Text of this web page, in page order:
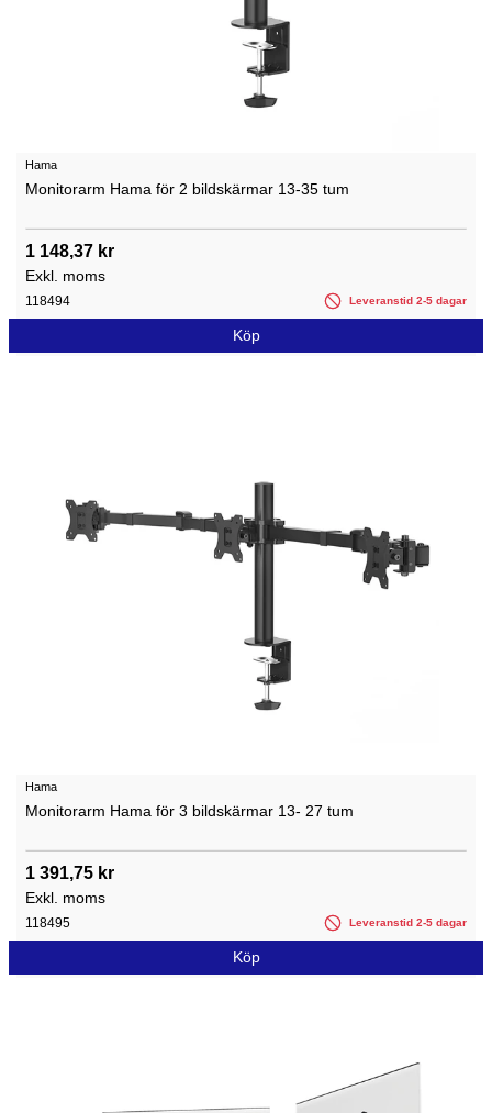
Hama
Monitorarm Hama för 2 bildskärmar 13-35 tum
1 148,37 kr
Exkl. moms
118494 Leveranstid 2-5 dagar
Köp
Hama
Monitorarm Hama för 3 bildskärmar 13- 27 tum
1 391,75 kr
Exkl. moms
118495 Leveranstid 2-5 dagar
Köp